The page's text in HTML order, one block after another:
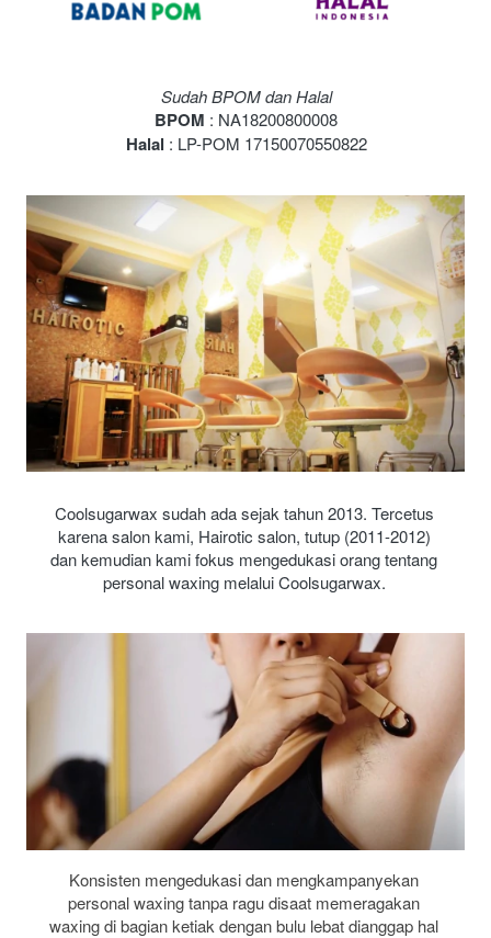
Sudah BPOM dan Halal
BPOM : NA18200800008
Halal : LP-POM 17150070550822
Coolsugarwax sudah ada sejak tahun 2013. Tercetus
karena salon kami, Hairotic salon, tutup (2011-2012)
dan kemudian kami fokus mengedukasi orang tentang
personal waxing melalui Coolsugarwax.
Konsisten mengedukasi dan mengkampanyekan
personal waxing tanpa ragu disaat memeragakan
waxing di bagian ketiak dengan bulu lebat dianggap hal